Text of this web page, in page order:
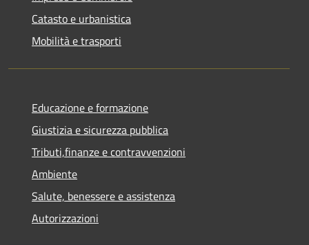
Catasto e urbanistica
Mobilità e trasporti
Educazione e formazione
Giustizia e sicurezza pubblica
Tributi,finanze e contravvenzioni
Ambiente
Salute, benessere e assistenza
Autorizzazioni